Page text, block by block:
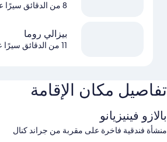
8 من الدقائق سيرًا على الأقدام
بيزالي روما
11 من الدقائق سيرًا على الأقدام
تفاصيل مكان الإقامة
بالازو فينيزيانو
منشأة فندقية فاخرة على مقربة من جراند كنال